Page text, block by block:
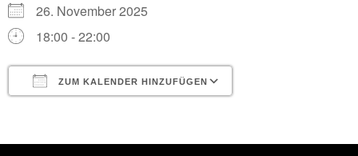
26. November 2025
18:00 - 22:00
ZUM KALENDER HINZUFÜGEN